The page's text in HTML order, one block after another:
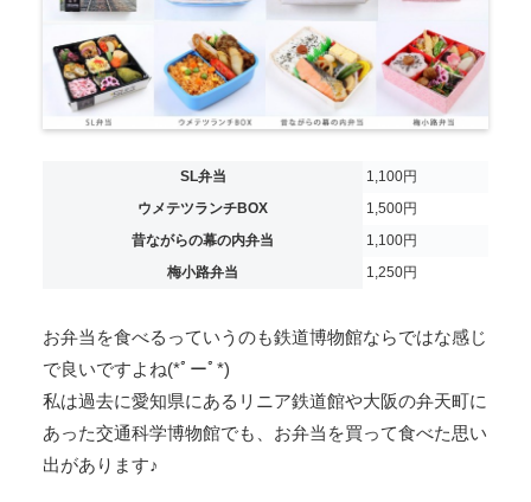
SL弁当
1,100円
ウメテツランチBOX
1,500円
昔ながらの幕の内弁当
1,100円
梅小路弁当
1,250円
お弁当を食べるっていうのも鉄道博物館ならではな感じ
で良いですよね(*ﾟーﾟ*)
私は過去に愛知県にあるリニア鉄道館や大阪の弁天町に
あった交通科学博物館でも、お弁当を買って食べた思い
出があります♪